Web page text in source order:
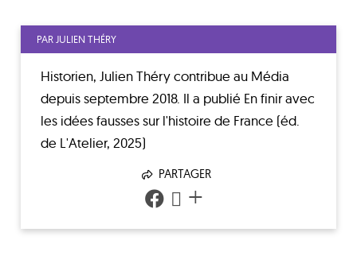
PAR JULIEN THÉRY
Historien, Julien Théry contribue au Média
depuis septembre 2018. Il a publié En finir avec
les idées fausses sur l'histoire de France (éd.
de L'Atelier, 2025)
PARTAGER
+